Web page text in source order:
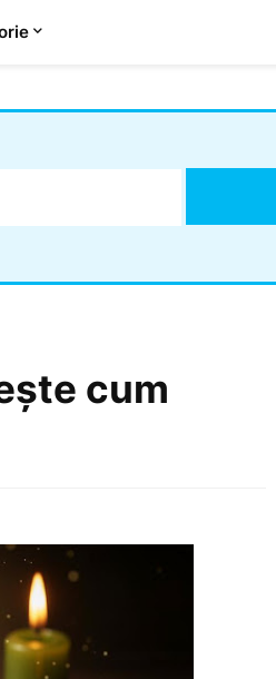
cum